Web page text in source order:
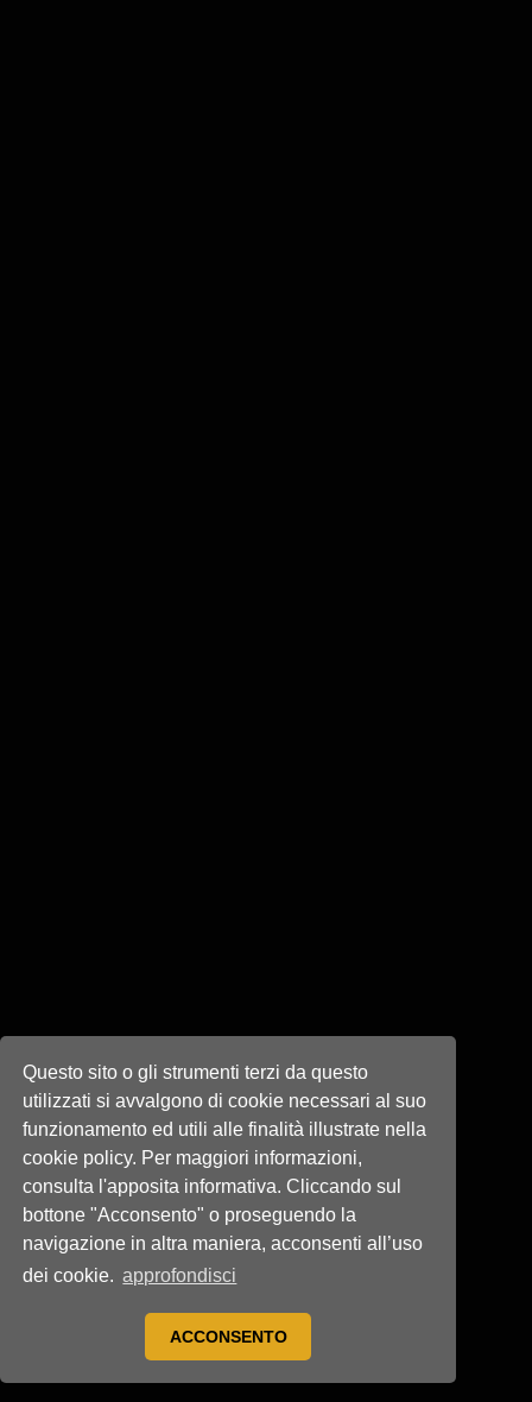
Questo sito o gli strumenti terzi da questo
utilizzati si avvalgono di cookie necessari al suo
funzionamento ed utili alle finalità illustrate nella
cookie policy. Per maggiori informazioni,
consulta l'apposita informativa. Cliccando sul
bottone "Acconsento" o proseguendo la
navigazione in altra maniera, acconsenti all’uso
dei cookie. approfondisci
ACCONSENTO